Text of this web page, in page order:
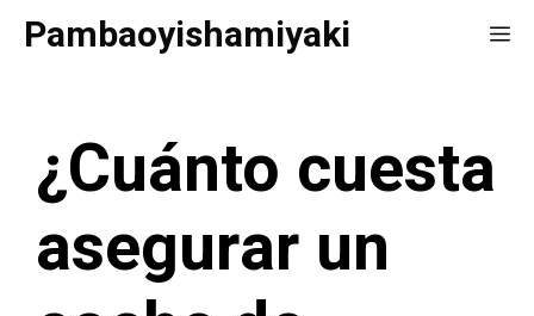
SaltarPambaoyishamiyaki
¿Cuánto cuesta
asegurar un